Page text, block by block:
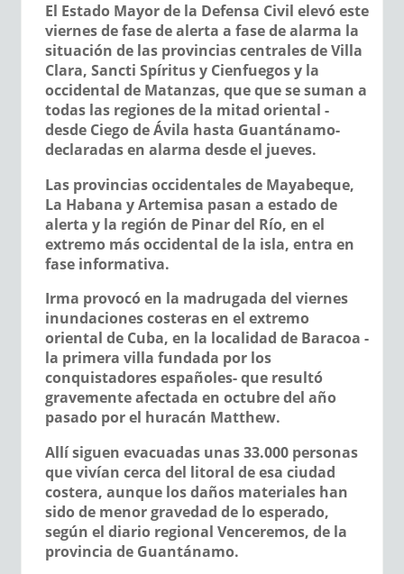
El Estado Mayor de la Defensa Civil elevó este
viernes de fase de alerta a fase de alarma la
situación de las provincias centrales de Villa
Clara, Sancti Spíritus y Cienfuegos y la
occidental de Matanzas, que que se suman a
todas las regiones de la mitad oriental -
desde Ciego de Ávila hasta Guantánamo-
declaradas en alarma desde el jueves.
Las provincias occidentales de Mayabeque,
La Habana y Artemisa pasan a estado de
alerta y la región de Pinar del Río, en el
extremo más occidental de la isla, entra en
fase informativa.
Irma provocó en la madrugada del viernes
inundaciones costeras en el extremo
oriental de Cuba, en la localidad de Baracoa -
la primera villa fundada por los
conquistadores españoles- que resultó
gravemente afectada en octubre del año
pasado por el huracán Matthew.
Allí siguen evacuadas unas 33.000 personas
que vivían cerca del litoral de esa ciudad
costera, aunque los daños materiales han
sido de menor gravedad de lo esperado,
según el diario regional Venceremos, de la
provincia de Guantánamo.